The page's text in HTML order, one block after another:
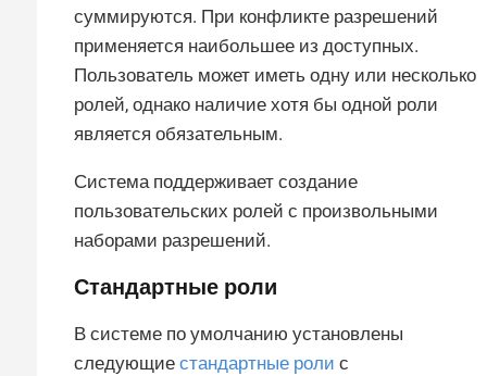
суммируются. При конфликте разрешений
применяется наибольшее из доступных.
Пользователь может иметь одну или несколько
ролей, однако наличие хотя бы одной роли
является обязательным.
Система поддерживает создание
пользовательских ролей с произвольными
наборами разрешений.
Стандартные роли
В системе по умолчанию установлены
следующие стандартные роли с